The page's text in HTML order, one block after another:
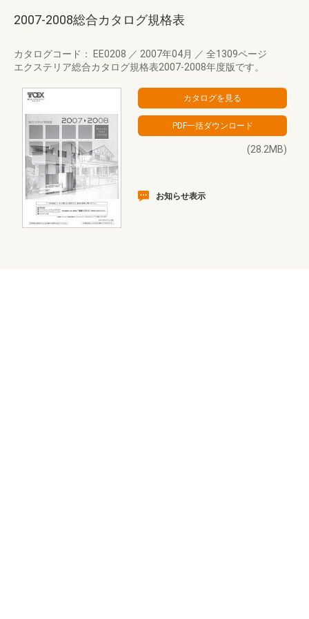
2007-2008総合カタログ規格表
カタログコード： EE0208 ／ 2007年04月 ／ 全1309ページ
エクステリア総合カタログ規格表2007-2008年度版です。
(28.2MB)
お知らせ表示